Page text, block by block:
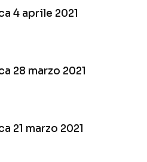
4 aprile 2021
28 marzo 2021
21 marzo 2021